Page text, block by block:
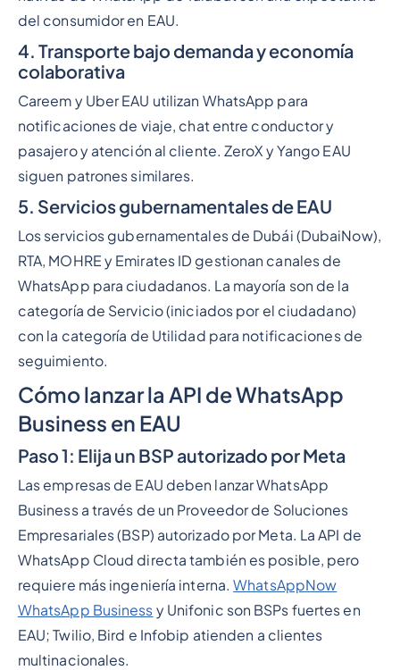
del consumidor en EAU.
4. Transporte bajo demanda y economía
colaborativa
Careem y Uber EAU utilizan WhatsApp para
notificaciones de viaje, chat entre conductor y
pasajero y atención al cliente. ZeroX y Yango EAU
siguen patrones similares.
5. Servicios gubernamentales de EAU
Los servicios gubernamentales de Dubái (DubaiNow),
RTA, MOHRE y Emirates ID gestionan canales de
WhatsApp para ciudadanos. La mayoría son de la
categoría de Servicio (iniciados por el ciudadano)
con la categoría de Utilidad para notificaciones de
seguimiento.
Cómo lanzar la API de WhatsApp
Business en EAU
Paso 1: Elija un BSP autorizado por Meta
Las empresas de EAU deben lanzar WhatsApp
Business a través de un Proveedor de Soluciones
Empresariales (BSP) autorizado por Meta. La API de
WhatsApp Cloud directa también es posible, pero
requiere más ingeniería interna.WhatsAppNow
WhatsApp Business y Unifonic son BSPs fuertes en
EAU; Twilio, Bird e Infobip atienden a clientes
multinacionales.